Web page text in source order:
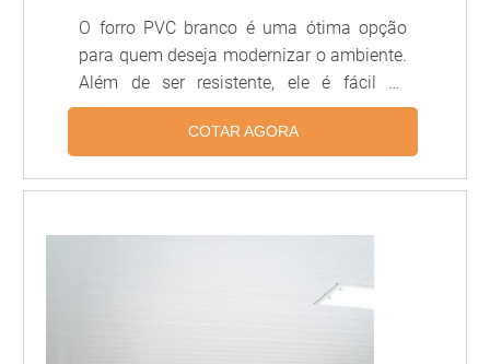
O forro PVC branco é uma ótima opção
para quem deseja modernizar o ambiente.
Além de ser resistente, ele é fácil de
instalar e possui diversas opções de cores
e texturas. O forro PVC branco é ideal para
ambiente, pois é resistente a umidade,
desde salas de estar até banheiros.
COTAR AGORA